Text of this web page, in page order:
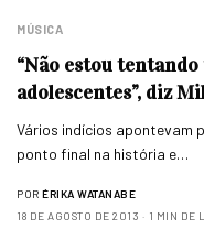
MÚSICA
“Não estou
adolescentes”, diz
Vários indícios apontevam
ponto final na história e…
POR ÉRIKA WATANABE
18 DE AGOSTO DE 2013
1 MIN DE